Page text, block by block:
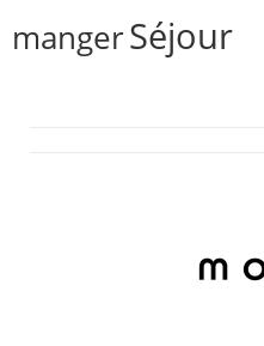
mangerSéjour